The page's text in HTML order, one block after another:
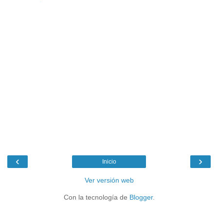
‹ ›
Inicio
Ver versión web
Con la tecnología de Blogger.